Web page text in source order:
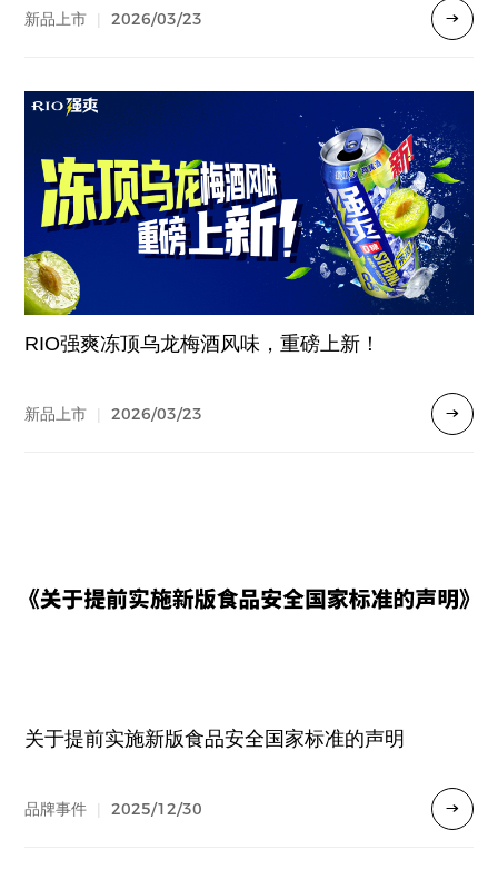
新品上市 | 2026/03/23
RIO强爽冻顶乌龙梅酒风味，重磅上新！
新品上市 | 2026/03/23
关于提前实施新版食品安全国家标准的声明
品牌事件 | 2025/12/30